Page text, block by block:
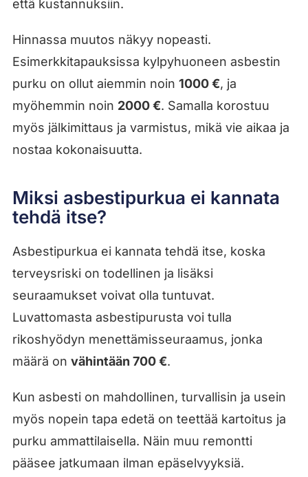
että kustannuksiin.
Hinnassa muutos näkyy nopeasti.
Esimerkkitapauksissa kylpyhuoneen asbestin
purku on ollut aiemmin noin 1000 €, ja
myöhemmin noin 2000 €. Samalla korostuu
myös jälkimittaus ja varmistus, mikä vie aikaa ja
nostaa kokonaisuutta.
Miksi asbestipurkua ei kannata
tehdä itse?
Asbestipurkua ei kannata tehdä itse, koska
terveysriski on todellinen ja lisäksi
seuraamukset voivat olla tuntuvat.
Luvattomasta asbestipurusta voi tulla
rikoshyödyn menettämisseuraamus, jonka
määrä on vähintään 700 €.
Kun asbesti on mahdollinen, turvallisin ja usein
myös nopein tapa edetä on teettää kartoitus ja
purku ammattilaisella. Näin muu remontti
pääsee jatkumaan ilman epäselvyyksiä.